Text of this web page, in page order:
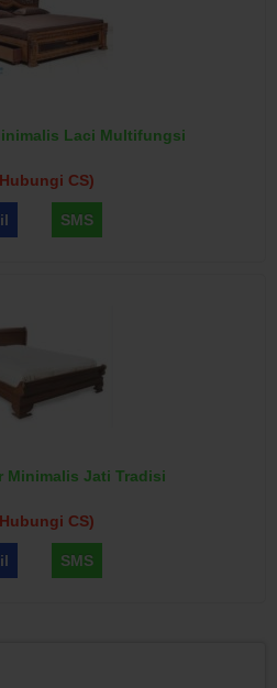
Laci Multifungsi
CS)
SMS
Minimalis Jati Tradisi
CS)
SMS